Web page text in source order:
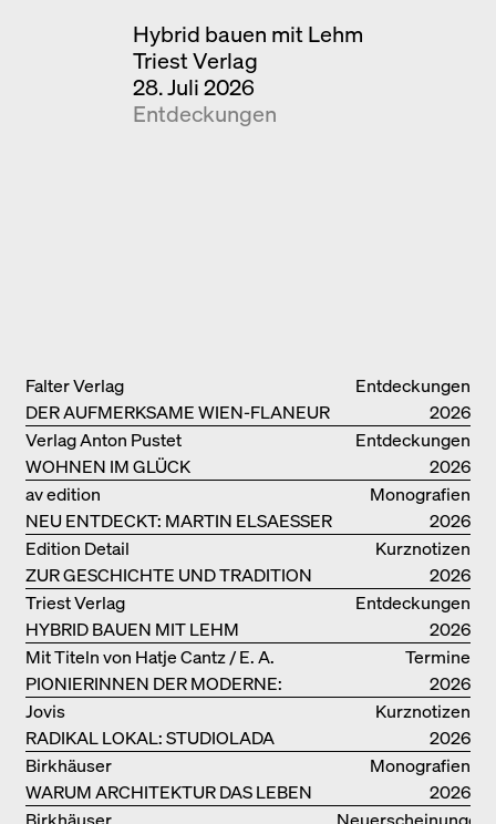
Hybrid bauen mit Lehm
Triest Verlag
28. Juli 2026
Entdeckungen
Entdeckungen
DER AUFMERKSAME WIEN-FLANEUR
Falter Verlag
2026
Entdeckungen
WOHNEN IM GLÜCK
Verlag Anton Pustet
2026
Monografien
NEU ENTDECKT: MARTIN ELSAESSER
av edition
2026
Kurznotizen
ZUR GESCHICHTE UND TRADITION
VON LEHMBAUTEN
Edition Detail
2026
Entdeckungen
HYBRID BAUEN MIT LEHM
Triest Verlag
2026
Termine
PIONIERINNEN DER MODERNE:
DANKE FÜR DAS INTERESSE AN
UNSERER DRITTEN BÜCHERSOIRÉE!
Mit Titeln von Hatje Cantz / E. A.
Seemann / Promedia
2026
Kurznotizen
RADIKAL LOKAL: STUDIOLADA
Jovis
2026
Monografien
WARUM ARCHITEKTUR DAS LEBEN
VERBESSERN KANN: ANNA
Birkhäuser
2026